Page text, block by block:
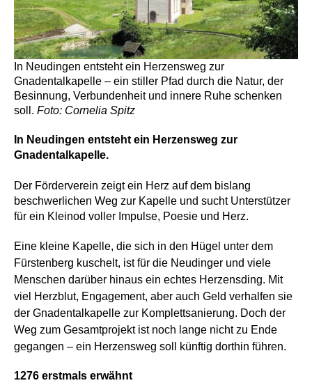
In Neudingen entsteht ein Herzensweg zur
Gnadentalkapelle – ein stiller Pfad durch die Natur, der
Besinnung, Verbundenheit und innere Ruhe schenken
soll. Foto: Cornelia Spitz
In Neudingen entsteht ein Herzensweg zur
Gnadentalkapelle.
Der Förderverein zeigt ein Herz auf dem bislang
beschwerlichen Weg zur Kapelle und sucht Unterstützer
für ein Kleinod voller Impulse, Poesie und Herz.
Eine kleine Kapelle, die sich in den Hügel unter dem
Fürstenberg kuschelt, ist für die Neudinger und viele
Menschen darüber hinaus ein echtes Herzensding. Mit
viel Herzblut, Engagement, aber auch Geld verhalfen sie
der Gnadentalkapelle zur Komplettsanierung. Doch der
Weg zum Gesamtprojekt ist noch lange nicht zu Ende
gegangen – ein Herzensweg soll künftig dorthin führen.
1276 erstmals erwähnt